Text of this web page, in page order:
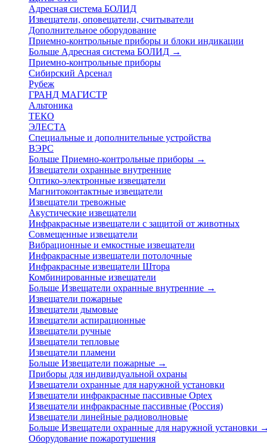
Адресная система БОЛИД
Извещатели, оповещатели, считыватели
Дополнительное оборудование
Приемно-контрольные приборы и блоки индикации
Больше Адресная система БОЛИД →
Приемно-контрольные приборы
Сибирский Арсенал
Рубеж
ГРАНД МАГИСТР
Альтоника
ТЕКО
ЭЛЕСТА
Специальные и дополнительные устройства
ВЭРС
Больше Приемно-контрольные приборы →
Извещатели охранные внутренние
Оптико-электронные извещатели
Магнитоконтактные извещатели
Извещатели тревожные
Акустические извещатели
Инфракрасные извещатели с защитой от животных
Совмещенные извещатели
Вибрационные и емкостные извещатели
Инфракрасные извещатели потолочные
Инфракрасные извещатели Штора
Комбинированные извещатели
Больше Извещатели охранные внутренние →
Извещатели пожарные
Извещатели дымовые
Извещатели аспирационные
Извещатели ручные
Извещатели тепловые
Извещатели пламени
Больше Извещатели пожарные →
Приборы для индивидуальной охраны
Извещатели охранные для наружной установки
Извещатели инфракрасные пассивные Optex
Извещатели инфракрасные пассивные (Россия)
Извещатели линейные радиоволновые
Больше Извещатели охранные для наружной установки →
Оборудование пожаротушения